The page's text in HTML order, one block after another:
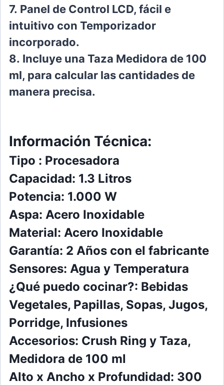
7. Panel de Control LCD, fácil e
intuitivo con Temporizador
incorporado.
8. Incluye una Taza Medidora de 100
ml, para calcular las cantidades de
manera precisa.
Información Técnica:
Tipo : Procesadora
Capacidad: 1.3 Litros
Potencia: 1.000 W
Aspa: Acero Inoxidable
Material: Acero Inoxidable
Garantía: 2 Años con el fabricante
Sensores: Agua y Temperatura
¿Qué puedo cocinar?: Bebidas
Vegetales, Papillas, Sopas, Jugos,
Porridge, Infusiones
Accesorios: Crush Ring y Taza,
Medidora de 100 ml
Alto x Ancho x Profundidad: 300